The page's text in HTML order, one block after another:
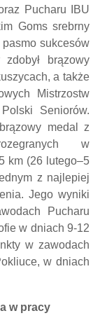
Pucharu IBU
Goms srebrny
sukcesów
brązowy
a także
Mistrzostw
Seniorów.
medal z
w
km (26 lutego–5
z najlepiej
Jego wyniki
Pucharu
w dniach 9-12
w zawodach
w dniach
w pracy